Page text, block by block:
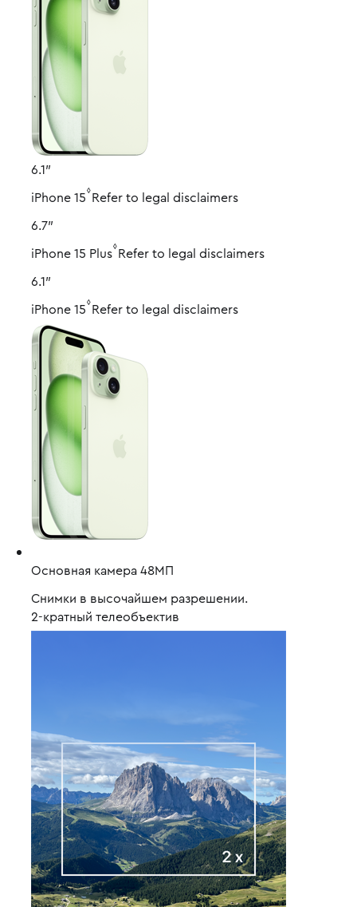
6.1″
iPhone 15◊Refer to legal disclaimers
6.7″
iPhone 15 Plus◊Refer to legal disclaimers
6.1″
iPhone 15◊Refer to legal disclaimers
Основная камера 48МП
Снимки в высочайшем разрешении.
2-кратный телеобъектив